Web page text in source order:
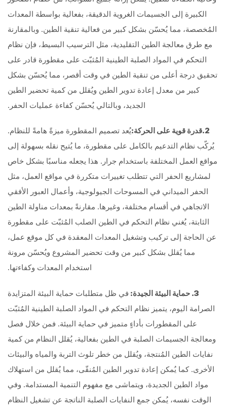
الكبيرة إلى الجسيمات الغروية الدقيقة، بفعالية بواسطة المعدات
المُخصصة، مما يُحسّن بشكل كبير من فعالية تنقية الطين. وبالمقارنة
مع طرق معالجة الطين التقليدية، مثل الترسيب البسيط، فإن نظام
التحكم في المواد الصلبة الطينية المُثبّت على مقطورة قادر على
تحقيق درجة أعلى من تنقية الطين في وقت أقصر، مما يُحسّن بشكل
كبير من معدل إعادة تدوير الطين ويُقلل من كمية تحضير الطين
الجديد، وبالتالي يُحسّن كفاءة عمليات الحفر.
2.قدرة قوية على الحركة:
يُعد تصميم المقطورة ميزةً هامةً للنظام.
يُركّب نظام التدعيم بالكامل على مقطورة، ما يُتيح نقله بسهولة إلى
مواقع العمل المختلفة باستخدام جرار. هذا يجعله مناسبًا بشكل خاص
لمشاريع الحفر التي تتطلب تغييرات متكررة في مواقع العمل، مثل
الحفر الميداني في المسوحات الجيولوجية، وأعمال العبور الأفقي
الاتجاهي في أقسام مختلفة، وغيرها. مقارنةً بمعدات مناولة الطين
الثابتة، يُغني نظام التحكم في الطين الصلب المُثبّت على مقطورة
عن الحاجة إلى تركيب وتشغيل المعدات المعقدة في كل موقع عمل،
مما يُقلل بشكل كبير من وقت تحضير المشروع ويُحسّن مرونة
استخدام المعدات وكفاءتها.
3. حماية البيئة الجيدة:
في ظل متطلبات حماية البيئة المتزايدة
الصرامة اليوم، يتميز نظام التحكم في المواد الصلبة الطينية المُثبّت
على المقطورات بأداءٍ متميز في حماية البيئة. فمن خلال فصل
ومعالجة الجسيمات الصلبة في الطين بفعالية، يُقلل النظام من كمية
نفايات الطين المُنتجة، ويُقلل من خطر تلوث التربة والمياه والبيئات
الأخرى. كما يُمكن إعادة تدوير الطين المُنقّى، مما يُقلل من استهلاك
مواد الطين الجديدة، ويتماشى مع مفهوم التنمية المستدامة. وفي
الوقت نفسه، يُمكن جمع النفايات الصلبة الناتجة عن تشغيل النظام